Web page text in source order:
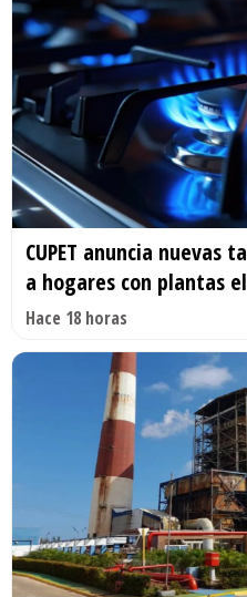
CUPET anuncia nuevas
a hogares con plantas
Hace 18 horas